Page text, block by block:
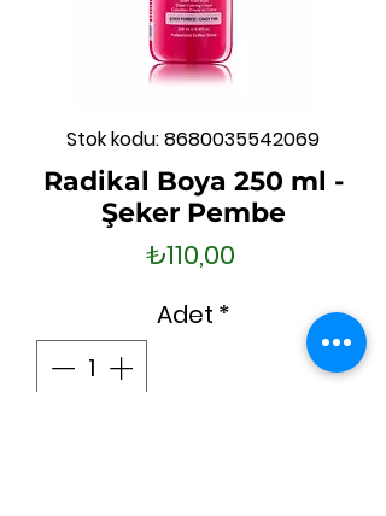
Stok kodu: 8680035542069
Radikal Boya 250 ml -
Şeker Pembe
₺110,00Fiyat
Adet *